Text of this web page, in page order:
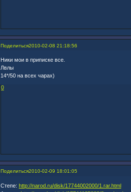
Поделиться2010-02-08 21:18:56
Ники мои в приписке все.
Лвлы
14*/50 на всех чарах)
0
Поделиться2010-02-09 18:01:05
Степе:http://narod.ru/disk/17744002000/1.rar.html